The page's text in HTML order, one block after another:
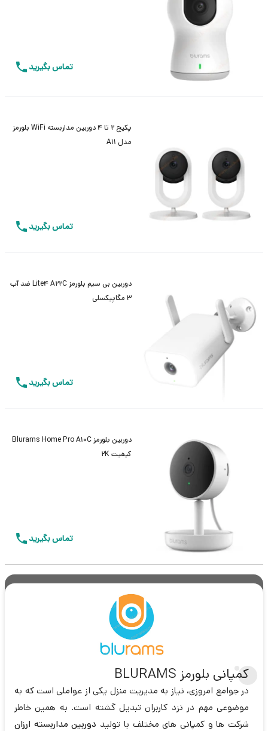
تماس بگیرید
پکیج 2 تا 4 دوربین مداربسته WiFi بلورمز
مدل A11
تماس بگیرید
دوربین بی سیم بلورمز Lite4 A22C ضد آب
3 مگاپیکسلی
تماس بگیرید
دوربین بلورمز Blurams Home Pro A10C
کیفیت 2K
تماس بگیرید
کمپانی بلورمز BLURAMS
در جوامع امروزی، نیاز به مدیریت منزل یکی از عواملی است که به
موضوعی مهم در نزد کاربران تبدیل گشته است. به همین خاطر
شرکت ها و کمپانی های مختلف با تولید دوربین مداربسته ارزان